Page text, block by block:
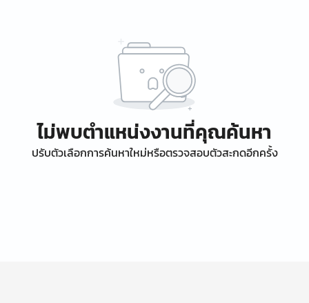
ไม่พบตำแหน่งงานที่คุณค้นหา
ปรับตัวเลือกการค้นหาใหม่หรือตรวจสอบตัวสะกดอีกครั้ง